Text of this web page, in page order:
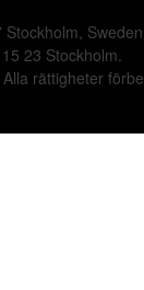
23 Stockholm.
rättigheter